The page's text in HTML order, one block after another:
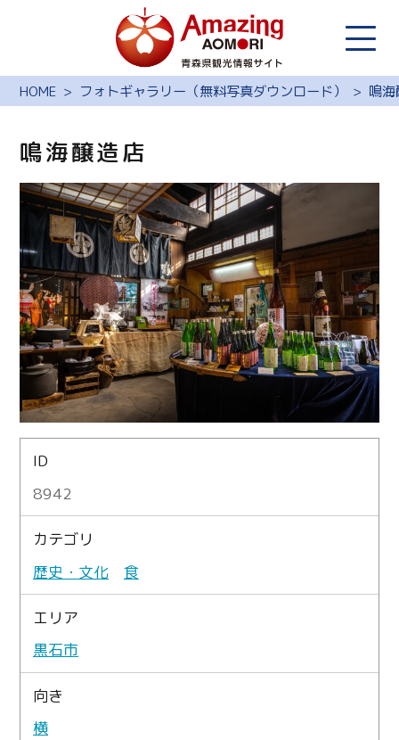
HOME フォトギャラリー（無料写真ダウンロード） 鳴
鳴海醸造店
ID
8942
カテゴリ
歴史・文化
食
エリア
黒石市
向き
横